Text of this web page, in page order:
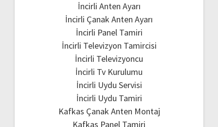
İncirli Anten Ayarı
İncirli Çanak Anten Ayarı
İncirli Panel Tamiri
İncirli Televizyon Tamircisi
İncirli Televizyoncu
İncirli Tv Kurulumu
İncirli Uydu Servisi
İncirli Uydu Tamiri
Kafkas Çanak Anten Montaj
Kafkas Panel Tamiri